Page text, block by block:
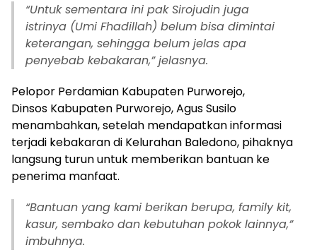
“Untuk sementara ini pak Sirojudin juga
istrinya (Umi Fhadillah) belum bisa dimintai
keterangan, sehingga belum jelas apa
penyebab kebakaran,” jelasnya.
Pelopor Perdamian Kabupaten Purworejo,
Dinsos Kabupaten Purworejo, Agus Susilo
menambahkan, setelah mendapatkan informasi
terjadi kebakaran di Kelurahan Baledono, pihaknya
langsung turun untuk memberikan bantuan ke
penerima manfaat.
“Bantuan yang kami berikan berupa, family kit,
kasur, sembako dan kebutuhan pokok lainnya,”
imbuhnya.